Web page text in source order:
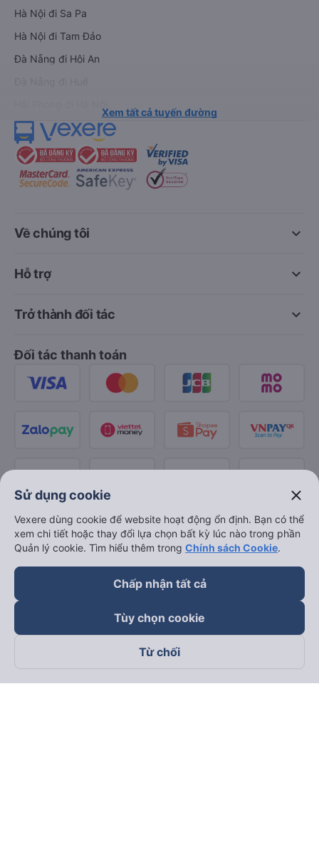
Hà Nội đi Sa Pa
Hà Nội đi Tam Đảo
Đà Nẵng đi Hội An
Xem tất cả tuyến đường
keyboard_arrow_down
Về chúng tôi
keyboard_arrow_down
Hỗ trợ
keyboard_arrow_down
Trở thành đối tác
Đối tác thanh toán
Theo dõi chúng tôi trên
Sử dụng cookie close
Vexere dùng cookie để website hoạt động ổn định. Bạn có thể
xem chi tiết hoặc thay đổi lựa chọn bất kỳ lúc nào trong phần
Quản lý cookie. Tìm hiểu thêm trong Chính sách Cookie.
Chấp nhận tất cả
Tùy chọn cookie
Từ chối